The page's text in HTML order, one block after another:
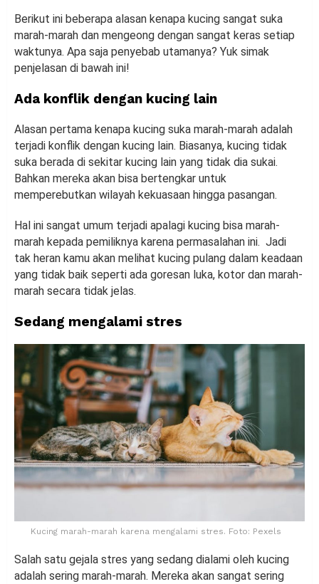
Berikut ini beberapa alasan kenapa kucing sangat suka
marah-marah dan mengeong dengan sangat keras setiap
waktunya. Apa saja penyebab utamanya? Yuk simak
penjelasan di bawah ini!
Adakonflik dengan kucing lain
Alasan pertama kenapa kucing suka marah-marah adalah
terjadi konflik dengan kucing lain. Biasanya, kucing tidak
suka berada di sekitar kucing lain yang tidak dia sukai.
Bahkan mereka akan bisa bertengkar untuk
memperebutkan wilayah kekuasaan hingga pasangan.
Hal ini sangat umum terjadi apalagi kucing bisa marah-
marah kepada pemiliknya karena permasalahan ini. Jadi
tak heran kamu akan melihat kucing pulang dalam keadaan
yang tidak baik seperti ada goresan luka, kotor dan marah-
marah secara tidak jelas.
Sedang mengalami stres
Kucing marah-marah karena mengalami stres. Foto: Pexels
Salah satu gejala stres yang sedang dialami oleh kucing
adalah sering marah-marah. Mereka akan sangat sering